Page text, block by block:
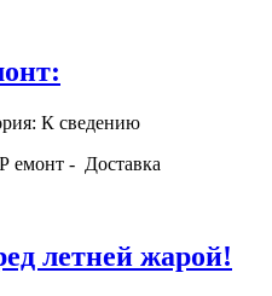
К сведению
емонт - Доставка
летней жарой!